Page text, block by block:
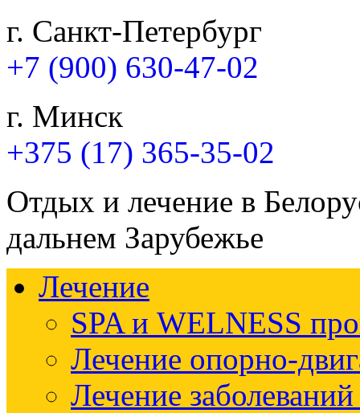
г. Санкт-Петербург
+7 (900) 630-47-02
г. Минск
+375 (17) 365-35-02
Отдых и лечение в
дальнем Зарубежье
Лечение
SPA и WELNESS
Лечение опорно-
Лечение